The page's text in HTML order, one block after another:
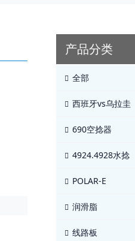
产品分类
全部
西班牙vs乌拉圭
690空捻器
4924.4928水捻
POLAR-E
润滑脂
线路板